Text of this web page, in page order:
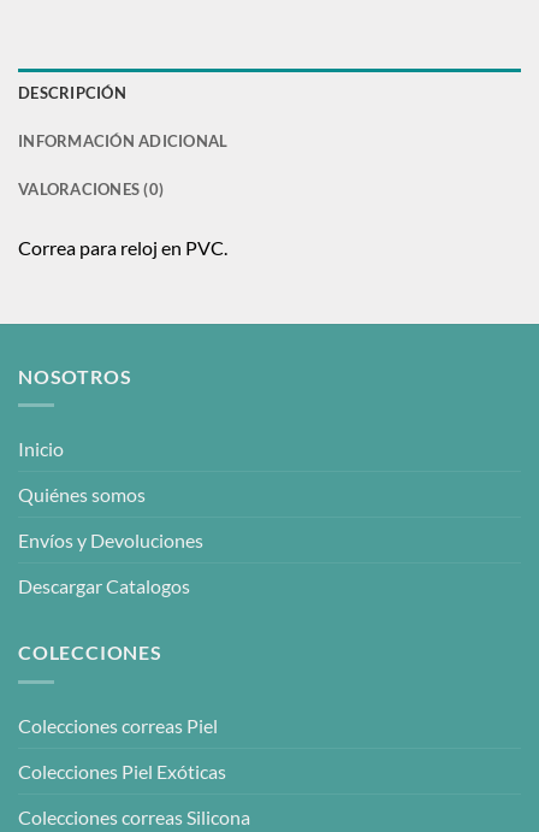
DESCRIPCIÓN
INFORMACIÓN ADICIONAL
VALORACIONES (0)
Correa para reloj en PVC.
NOSOTROS
Inicio
Quiénes somos
Envíos y Devoluciones
Descargar Catalogos
COLECCIONES
Colecciones correas Piel
Colecciones Piel Exóticas
Colecciones correas Silicona